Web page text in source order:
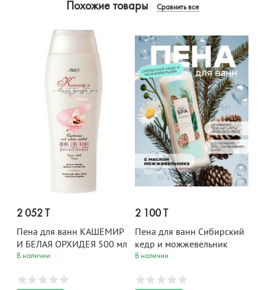
Похожие товары Сравнить все
2 052 T
Пена для ванн КАШЕМИР
И БЕЛАЯ ОРХИДЕЯ 500 мл
В наличии
2 100 T
Пена для ванн Сибирский
кедр и можжевельник
Belita SPA 520 мл
В наличии